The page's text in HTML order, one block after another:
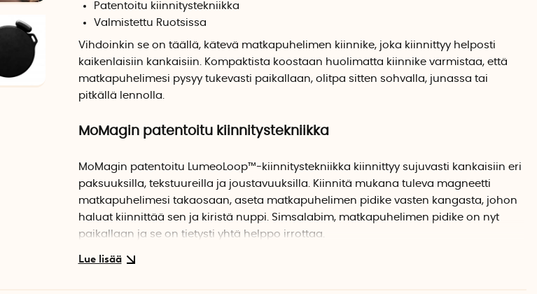
Patentoitu kiinnitystekniikka
Valmistettu Ruotsissa
Vihdoinkin se on täällä, kätevä matkapuhelimen kiinnike, joka kiinnittyy helposti
kaikenlaisiin kankaisiin. Kompaktista koostaan huolimatta kiinnike varmistaa, että
matkapuhelimesi pysyy tukevasti paikallaan, olitpa sitten sohvalla, junassa tai
pitkällä lennolla.
MoMagin patentoitu kiinnitystekniikka
MoMagin patentoitu LumeoLoop™-kiinnitystekniikka kiinnittyy sujuvasti kankaisiin eri
paksuuksilla, tekstuureilla ja joustavuuksilla. Kiinnitä mukana tuleva magneetti
matkapuhelimesi takaosaan, aseta matkapuhelimen pidike vasten kangasta, johon
haluat kiinnittää sen ja kiristä nuppi. Simsalabim, matkapuhelimen pidike on nyt
paikallaan ja se on tietysti yhtä helppo irrottaa.
Huomaathan, että matkapuhelimen pidike kiinnittyy useimpiin kankaisiin, mutta